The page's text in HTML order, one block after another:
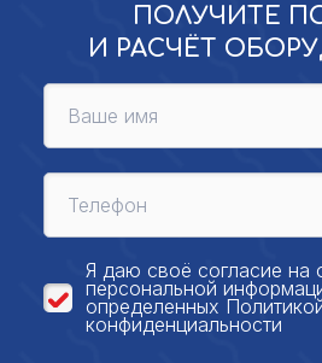
ПОЛУЧИТЕ
И РАСЧЁТ
Я даю своё согласие на
персональной
определенных
конфиденциальности